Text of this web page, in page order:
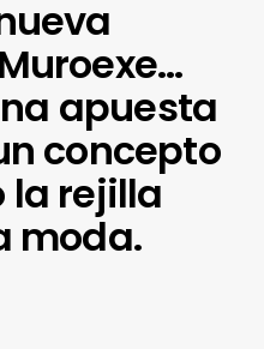
apuesta
concepto
la rejilla
moda.